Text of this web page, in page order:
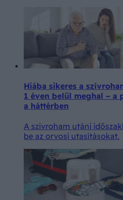
Hiába sikeres a
1 éven belül meghal – a
a háttérben
A szívroham utáni
be az orvosi utasításokat.